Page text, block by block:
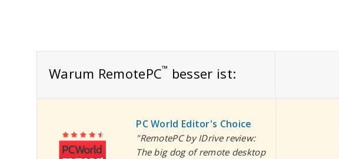
Warum RemotePC™ besser ist:
PC World Editor's Choice
"RemotePC by IDrive review:
The big dog of remote desktop